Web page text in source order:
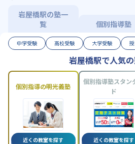
岩屋橋駅の塾一
覧
個別指導塾
中学受験 高校受験 大学受験
岩屋橋駅で人気
個別指導の明光義塾
近くの教室を探す
個別指導塾スタン
ド
近くの教室を探す